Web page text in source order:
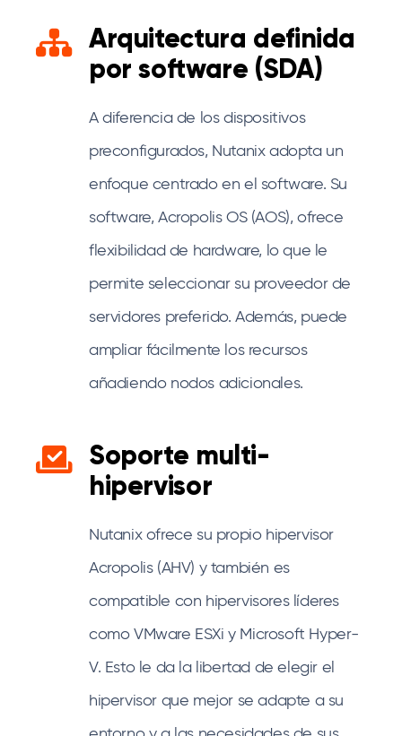
Arquitectura definida
por software (SDA)
A diferencia de los dispositivos
preconfigurados, Nutanix adopta un
enfoque centrado en el software. Su
software, Acropolis OS (AOS), ofrece
flexibilidad de hardware, lo que le
permite seleccionar su proveedor de
servidores preferido. Además, puede
ampliar fácilmente los recursos
añadiendo nodos adicionales.
Soporte multi-
hipervisor
Nutanix ofrece su propio hipervisor
Acropolis (AHV) y también es
compatible con hipervisores líderes
como VMware ESXi y Microsoft Hyper-
V. Esto le da la libertad de elegir el
hipervisor que mejor se adapte a su